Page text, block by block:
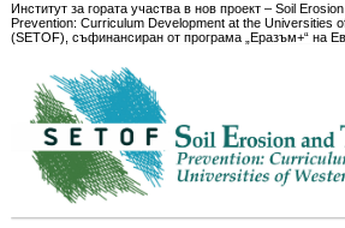
Институт за гората участва в нов проект – Soil
Prevention: Curriculum Development at the Universities
(SETOF), съфинансиран от програма „Еразъм+“ на